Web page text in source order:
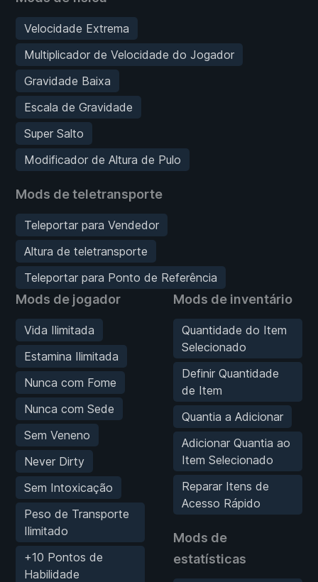
Velocidade Extrema
Multiplicador de Velocidade do Jogador
Gravidade Baixa
Escala de Gravidade
Super Salto
Modificador de Altura de Pulo
Mods de teletransporte
Teleportar para Vendedor
Altura de teletransporte
Teleportar para Ponto de Referência
Mods de jogador
Vida Ilimitada
Estamina Ilimitada
Nunca com Fome
Nunca com Sede
Sem Veneno
Never Dirty
Sem Intoxicação
Peso de Transporte
Ilimitado
+10 Pontos de
Habilidade
Mods de inventário
Quantidade do Item
Selecionado
Definir Quantidade
de Item
Quantia a Adicionar
Adicionar Quantia ao
Item Selecionado
Reparar Itens de
Acesso Rápido
Mods de
estatísticas